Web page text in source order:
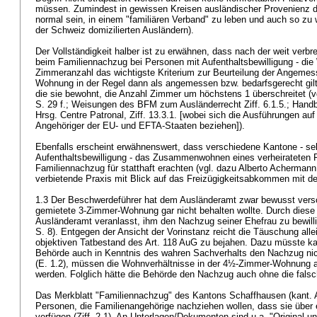
müssen. Zumindest in gewissen Kreisen ausländischer Provenienz
normal sein, in einem "familiären Verband" zu leben und auch so zu
der Schweiz domizilierten Ausländern).
Der Vollständigkeit halber ist zu erwähnen, dass nach der weit
beim Familiennachzug bei Personen mit Aufenthaltsbewilligung -
Zimmeranzahl das wichtigste Kriterium zur Beurteilung der
Wohnung in der Regel dann als angemessen bzw. bedarfsgerecht
die sie bewohnt, die Anzahl Zimmer um höchstens 1 überschreitet
S. 29 f.; Weisungen des BFM zum Ausländerrecht Ziff. 6.1.5.;
Hrsg. Centre Patronal, Ziff. 13.3.1. [wobei sich die Ausführungen
Angehöriger der EU- und EFTA-Staaten beziehen]).
Ebenfalls erscheint erwähnenswert, dass verschiedene Kantone -
Aufenthaltsbewilligung - das Zusammenwohnen eines verheirateten
Familiennachzug für statthaft erachten (vgl. dazu Alberto
verbietende Praxis mit Blick auf das Freizügigkeitsabkommen mit
1.3 Der Beschwerdeführer hat dem Ausländeramt zwar bewusst
gemietete 3-Zimmer-Wohnung gar nicht behalten wollte. Durch
Ausländeramt veranlasst, ihm den Nachzug seiner Ehefrau zu
S. 8). Entgegen der Ansicht der Vorinstanz reicht die Täuschung
objektiven Tatbestand des Art. 118 AuG zu bejahen. Dazu müsste
Behörde auch in Kenntnis des wahren Sachverhalts den Nachzug
(E. 1.2), müssen die Wohnverhältnisse in der 4½-Zimmer-Wohnung
werden. Folglich hätte die Behörde den Nachzug auch ohne die
Das Merkblatt "Familiennachzug" des Kantons Schaffhausen (kant.
Personen, die Familienangehörige nachziehen wollen, dass sie